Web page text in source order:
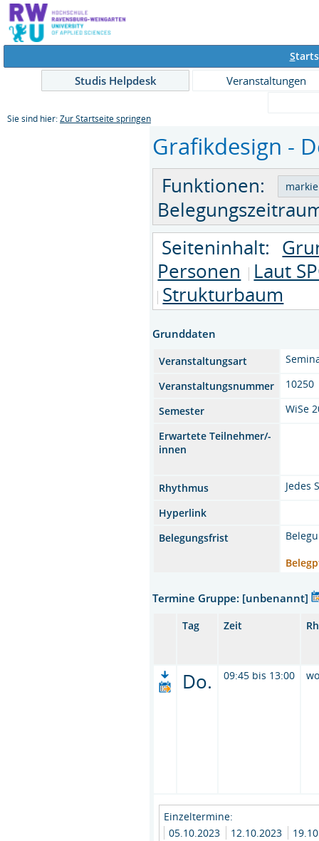
S
Studis Helpdesk
Veranstaltungen
Sie sind hier: Zur Startseite springen
Grafikdesign -
Funktionen:
Seiteninhalt:
Personen
Laut
Strukturbaum
Grunddaten
Veranstaltungsart
Veranstaltungsnummer
10250
Semester
WiSe
Erwartete Teilnehmer/-
innen
Rhythmus
Jedes
Hyperlink
Belegungsfrist
Termine Gruppe: [unbenannt]
Tag Zeit
Do. 09:45 bis 13:00
Einzeltermine:
05.10.2023
12.10.2023